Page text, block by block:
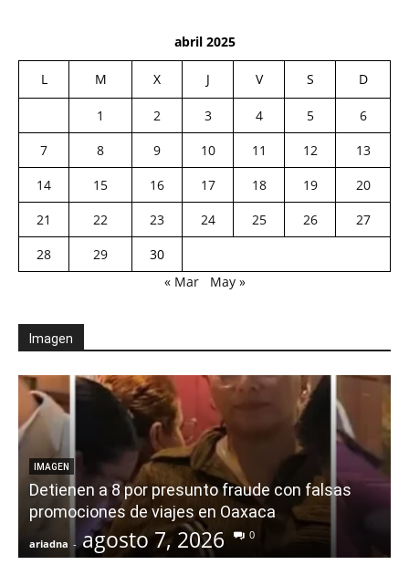
abril 2025
L M X J V S D
1 2 3 4 5
6
7
8 9 10 11 12
13
14
15 16 17 18 19
20
21
22 23 24 25 26
27
28
29
30
« Mar
May »
Imagen
IMAGEN
Detienen a 8 por presunto fraude con falsas
promociones de viajes en Oaxaca
ariadna - agosto 7, 2026 0